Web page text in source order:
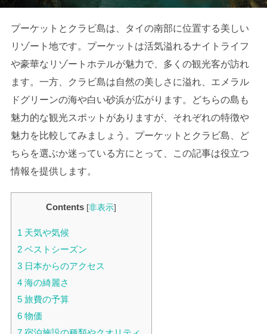
プーケットとクラビ島は、タイの南部に位置する美しい
リゾート地です。プーケットは活気溢れるナイトライフ
や豪華なリゾートホテルが魅力で、多くの観光客が訪れ
ます。一方、クラビ島は自然の美しさに溢れ、エメラル
ドグリーンの海や白い砂浜が広がります。どちらの島も
魅力的な観光スポットがありますが、それぞれの特徴や
魅力を比較してみましょう。プーケットとクラビ島、ど
ちらを選ぶか迷っている方にとって、この記事は役立つ
情報を提供します。
Contents [非表示]
1 天気や気候
2ベストシーズン
3日本からのアクセス
4海の綺麗さ
5旅費の予算
6物価